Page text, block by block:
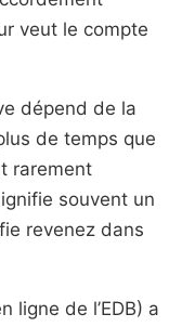
veut le compte
dépend de la
de temps que
rarement
souvent un
revenez dans
ligne de l’EDB) a